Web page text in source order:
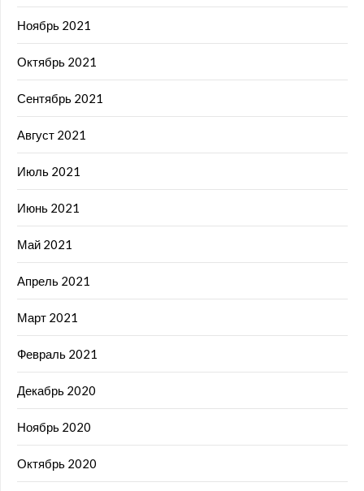
Ноябрь 2021
Октябрь 2021
Сентябрь 2021
Август 2021
Июль 2021
Июнь 2021
Май 2021
Апрель 2021
Март 2021
Февраль 2021
Декабрь 2020
Ноябрь 2020
Октябрь 2020